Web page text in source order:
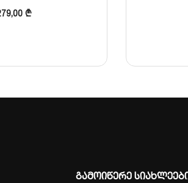
₾
გამოიწერე